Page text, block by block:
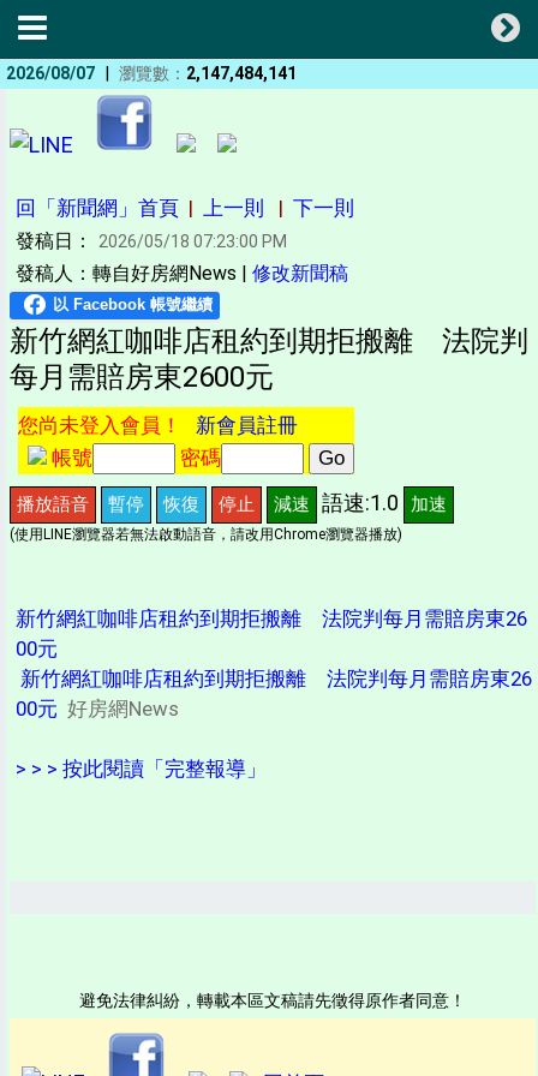
2026/08/07 | 瀏覽數： 2,147,484,141
回「新聞網」首頁 | 上一則 | 下一則
發稿日： 2026/05/18 07:23:00 PM
發稿人：轉自好房網News | 修改新聞稿
新竹網紅咖啡店租約到期拒搬離 法院判
每月需賠房東2600元
您尚未登入會員！ 新會員註冊
帳號
密碼
播放語音 暫停 恢復 停止 減速 語速:1.0 加速
(使用LINE瀏覽器若無法啟動語音，請改用Chrome瀏覽器播放)
新竹網紅咖啡店租約到期拒搬離 法院判每月需賠房東26
00元
新竹網紅咖啡店租約到期拒搬離 法院判每月需賠房東26
00元 好房網News
> > > 按此閱讀「完整報導」
避免法律糾紛，轉載本區文稿請先徵得原作者同意！